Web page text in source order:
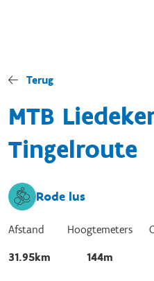
Terug
MTB
Tingelroute
Rode lus
Afstand
31.95km
Hoogtemeters
144m